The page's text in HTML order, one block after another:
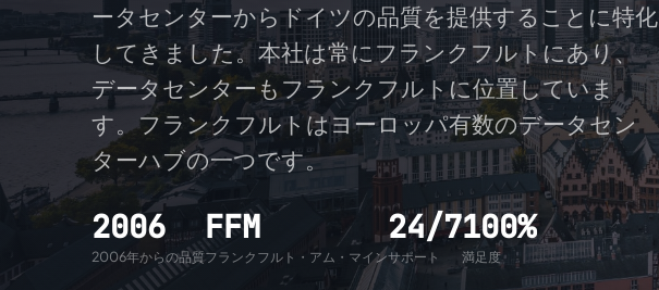
ータセンターからドイツの品質を提供することに特化
してきました。本社は常にフランクフルトにあり、
データセンターもフランクフルトに位置していま
す。フランクフルトはヨーロッパ有数のデータセン
ターハブの一つです。
2006
2006年からの品質
FFM
フランクフルト・アム・マイン
24/7
サポート
100%
満足度